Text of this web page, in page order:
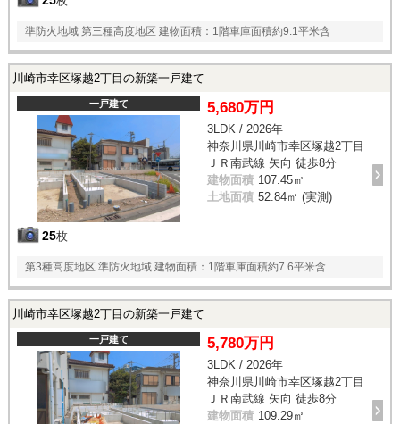
準防火地域 第三種高度地区 建物面積：1階車庫面積約9.1平米含
川崎市幸区塚越2丁目の新築一戸建て
一戸建て
25枚
5,680万円
3LDK / 2026年
神奈川県川崎市幸区塚越2丁目
ＪＲ南武線 矢向 徒歩8分
建物面積 107.45㎡
土地面積 52.84㎡ (実測)
第3種高度地区 準防火地域 建物面積：1階車庫面積約7.6平米含
川崎市幸区塚越2丁目の新築一戸建て
一戸建て 5,780万円
3LDK / 2026年
神奈川県川崎市幸区塚越2丁目
ＪＲ南武線 矢向 徒歩8分
建物面積 109.29㎡